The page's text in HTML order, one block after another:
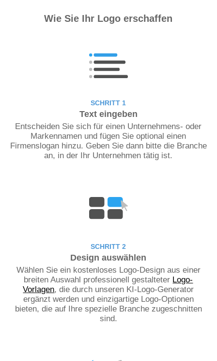
Wie Sie Ihr Logo erschaffen
SCHRITT 1
Text eingeben
Entscheiden Sie sich für einen Unternehmens- oder
Markennamen und fügen Sie optional einen
Firmenslogan hinzu. Geben Sie dann bitte die Branche
an, in der Ihr Unternehmen tätig ist.
SCHRITT 2
Design auswählen
Wählen Sie ein kostenloses Logo-Design aus einer
breiten Auswahl professionell gestalteter Logo-
Vorlagen, die durch unseren KI-Logo-Generator
ergänzt werden und einzigartige Logo-Optionen
bieten, die auf Ihre spezielle Branche zugeschnitten
sind.